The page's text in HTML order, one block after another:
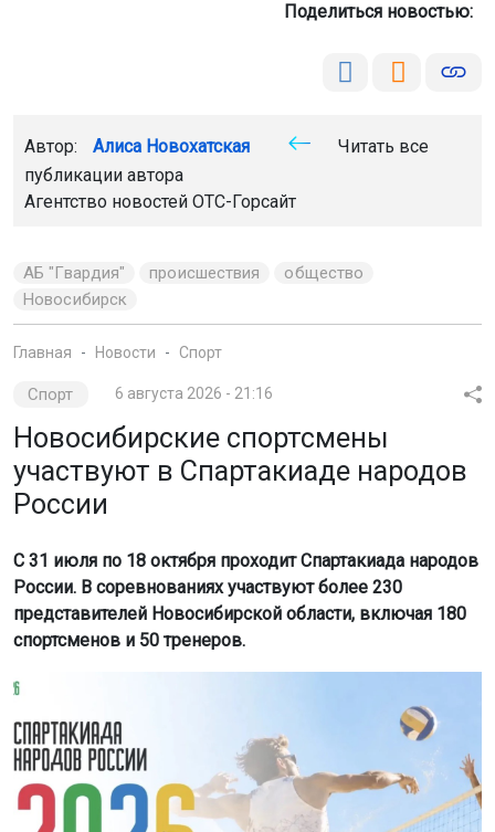
Поделиться новостью:
Автор: Алиса Новохатская
Читать все
публикации автора
Агентство новостей ОТС-Горсайт
АБ "Гвардия" происшествия
общество
Новосибирск
Главная Новости Спорт
Спорт 6 августа 2026 - 21:16
Новосибирские спортсмены
участвуют в Спартакиаде народов
России
С 31 июля по 18 октября проходит Спартакиада народов
России. В соревнованиях участвуют более 230
представителей Новосибирской области, включая 180
спортсменов и 50 тренеров.